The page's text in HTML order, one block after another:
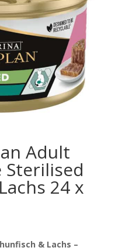
Adult
Sterilised
24 x
& Lachs –